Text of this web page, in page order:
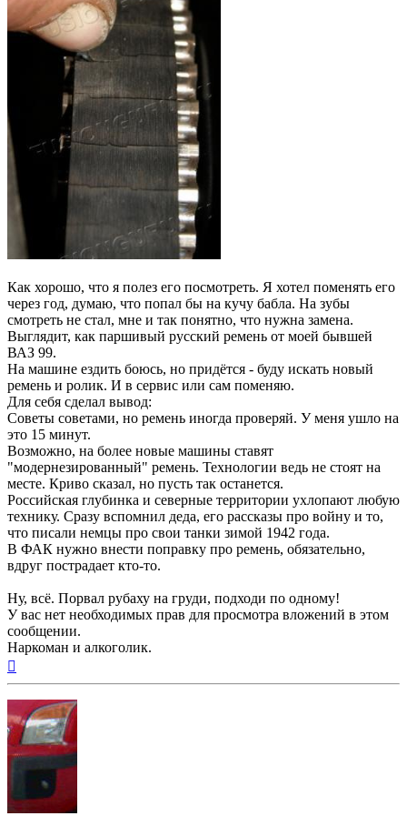
Как хорошо, что я полез его посмотреть. Я хотел поменять его
через год, думаю, что попал бы на кучу бабла. На зубы
смотреть не стал, мне и так понятно, что нужна замена.
Выглядит, как паршивый русский ремень от моей бывшей
ВАЗ 99.
На машине ездить боюсь, но придётся - буду искать новый
ремень и ролик. И в сервис или сам поменяю.
Для себя сделал вывод:
Советы советами, но ремень иногда проверяй. У меня ушло на
это 15 минут.
Возможно, на более новые машины ставят
"модернезированный" ремень. Технологии ведь не стоят на
месте. Криво сказал, но пусть так останется.
Российская глубинка и северные территории ухлопают любую
технику. Сразу вспомнил деда, его рассказы про войну и то,
что писали немцы про свои танки зимой 1942 года.
В ФАК нужно внести поправку про ремень, обязательно,
вдруг пострадает кто-то.
Ну, всё. Порвал рубаху на груди, подходи по одному!
У вас нет необходимых прав для просмотра вложений в этом
сообщении.
Наркоман и алкоголик.